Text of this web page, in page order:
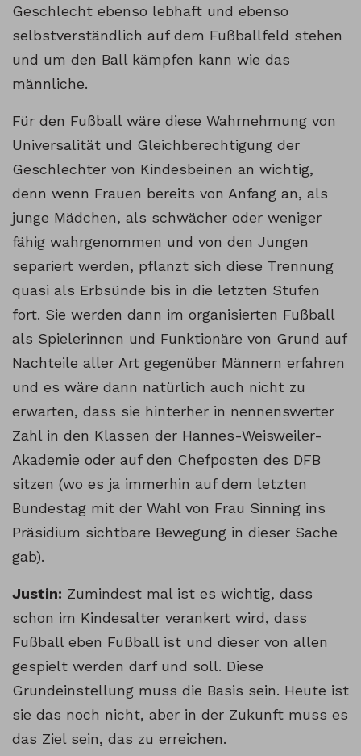
Geschlecht ebenso lebhaft und ebenso
selbstverständlich auf dem Fußballfeld stehen
und um den Ball kämpfen kann wie das
männliche.
Für den Fußball wäre diese Wahrnehmung von
Universalität und Gleichberechtigung der
Geschlechter von Kindesbeinen an wichtig,
denn wenn Frauen bereits von Anfang an, als
junge Mädchen, als schwächer oder weniger
fähig wahrgenommen und von den Jungen
separiert werden, pflanzt sich diese Trennung
quasi als Erbsünde bis in die letzten Stufen
fort. Sie werden dann im organisierten Fußball
als Spielerinnen und Funktionäre von Grund auf
Nachteile aller Art gegenüber Männern erfahren
und es wäre dann natürlich auch nicht zu
erwarten, dass sie hinterher in nennenswerter
Zahl in den Klassen der Hannes-Weisweiler-
Akademie oder auf den Chefposten des DFB
sitzen (wo es ja immerhin auf dem letzten
Bundestag mit der Wahl von Frau Sinning ins
Präsidium sichtbare Bewegung in dieser Sache
gab).
Justin: Zumindest mal ist es wichtig, dass
schon im Kindesalter verankert wird, dass
Fußball eben Fußball ist und dieser von allen
gespielt werden darf und soll. Diese
Grundeinstellung muss die Basis sein. Heute ist
sie das noch nicht, aber in der Zukunft muss es
das Ziel sein, das zu erreichen.